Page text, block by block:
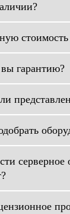
стоимость
гарантию?
серверное